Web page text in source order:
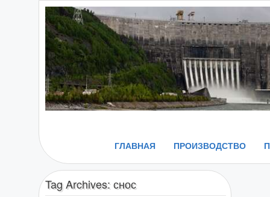
ГЛАВНАЯ ПРОИЗВОДСТВО
Tag Archives:снос